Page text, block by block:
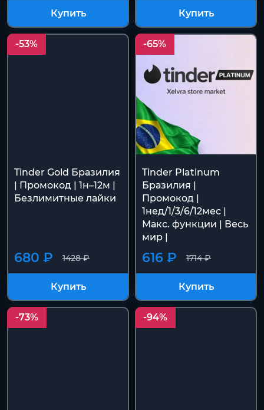
Купить Купить
-53%
Tinder Gold Бразилия
| Промокод | 1н–12м |
Безлимитные лайки
1428 ₽
680 ₽
Купить
-65%
Tinder Platinum
Бразилия |
Промокод |
1нед/1/3/6/12мес |
Макс. функции | Весь
мир |
1714 ₽
616 ₽
Купить
-73% -94%